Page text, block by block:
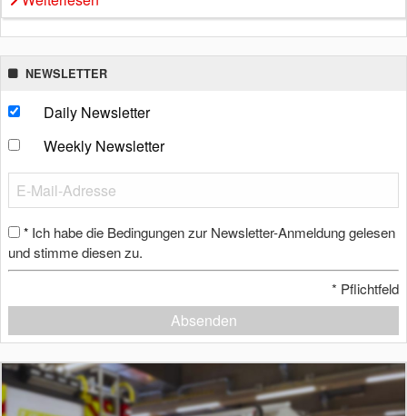
NEWSLETTER
Daily Newsletter
Weekly Newsletter
* Ich habe die Bedingungen zur Newsletter-Anmeldung gelesen
und stimme diesen zu.
* Pflichtfeld
Absenden